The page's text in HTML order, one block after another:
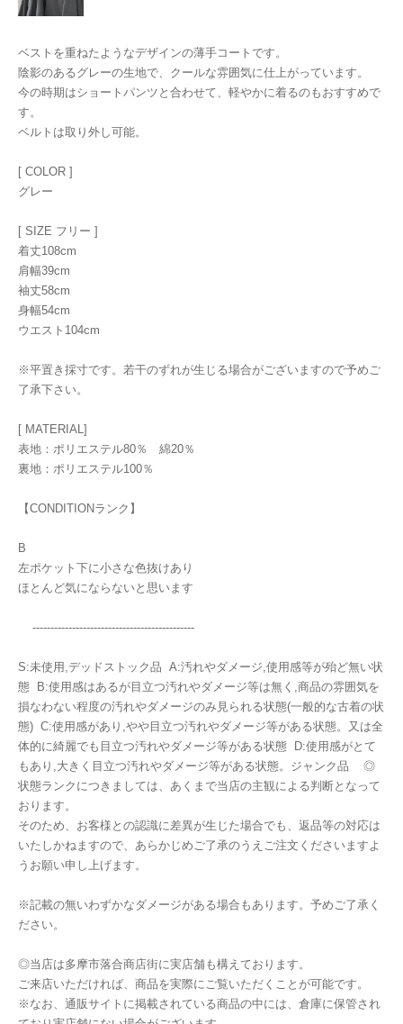
ベストを重ねたようなデザインの薄手コートです。
陰影のあるグレーの生地で、クールな雰囲気に仕上がっています。
今の時期はショートパンツと合わせて、軽やかに着るのもおすすめで
す。
ベルトは取り外し可能。
[ COLOR ]
グレー
[ SIZE フリー ]
着丈108cm
肩幅39cm
袖丈58cm
身幅54cm
ウエスト104cm
※平置き採寸です。若干のずれが生じる場合がございますので予めご
了承下さい。
[ MATERIAL]
表地：ポリエステル80％ 綿20％
裏地：ポリエステル100％
【CONDITIONランク】
B
左ポケット下に小さな色抜けあり
ほとんど気にならないと思います
---------------------------------------------
S:未使用,デッドストック品 A:汚れやダメージ,使用感等が殆ど無い状
態 B:使用感はあるが目立つ汚れやダメージ等は無く,商品の雰囲気を
損なわない程度の汚れやダメージのみ見られる状態(一般的な古着の状
態) C:使用感があり,やや目立つ汚れやダメージ等がある状態。又は全
体的に綺麗でも目立つ汚れやダメージ等がある状態 D:使用感がとて
もあり,大きく目立つ汚れやダメージ等がある状態。ジャンク品 ◎
状態ランクにつきましては、あくまで当店の主観による判断となって
おります。
そのため、お客様との認識に差異が生じた場合でも、返品等の対応は
いたしかねますので、あらかじめご了承のうえご注文くださいますよ
うお願い申し上げます。
※記載の無いわずかなダメージがある場合もあります。予めご了承く
ださい。
◎当店は多摩市落合商店街に実店舗も構えております。
ご来店いただければ、商品を実際にご覧いただくことが可能です。
※なお、通販サイトに掲載されている商品の中には、倉庫に保管され